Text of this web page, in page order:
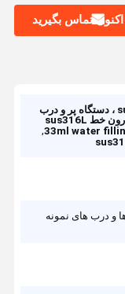
اکنون تماس بگیرید
دستگاه پر و درب آب sus316L ، دستگاه پر و درب
33ml water
,
و درب های نمونه